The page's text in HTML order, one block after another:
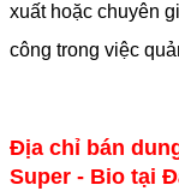
xuất hoặc chuyên
công trong việc
Địa chỉ bán
Super - Bio tại